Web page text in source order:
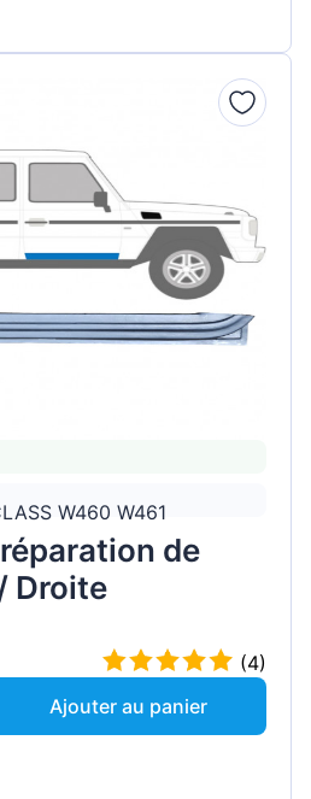
W460 W461
de
Droite
(4)
Ajouter au panier